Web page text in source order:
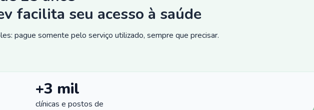
facilita seu acesso à saúde
pague somente pelo serviço utilizado, sempre que precisar.
+3 mil
clínicas e postos de